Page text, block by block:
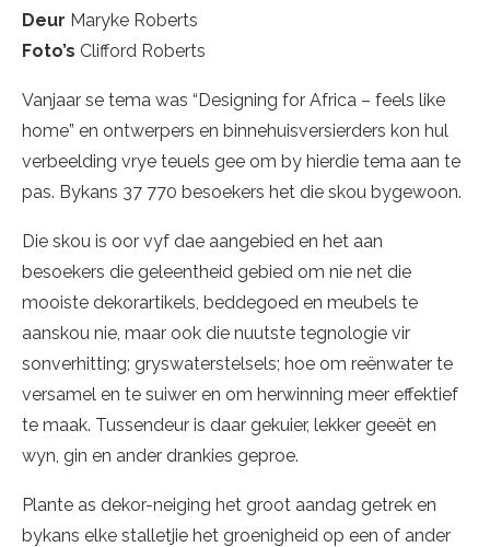
Deur Maryke Roberts
Foto’s Clifford Roberts
Vanjaar se tema was “Designing for Africa – feels like
home” en ontwerpers en binnehuisversierders kon hul
verbeelding vrye teuels gee om by hierdie tema aan te
pas. Bykans 37 770 besoekers het die skou bygewoon.
Die skou is oor vyf dae aangebied en het aan
besoekers die geleentheid gebied om nie net die
mooiste dekorartikels, beddegoed en meubels te
aanskou nie, maar ook die nuutste tegnologie vir
sonverhitting; gryswaterstelsels; hoe om reënwater te
versamel en te suiwer en om herwinning meer effektief
te maak. Tussendeur is daar gekuier, lekker geeët en
wyn, gin en ander drankies geproe.
Plante as dekor-neiging het groot aandag getrek en
bykans elke stalletjie het groenigheid op een of ander